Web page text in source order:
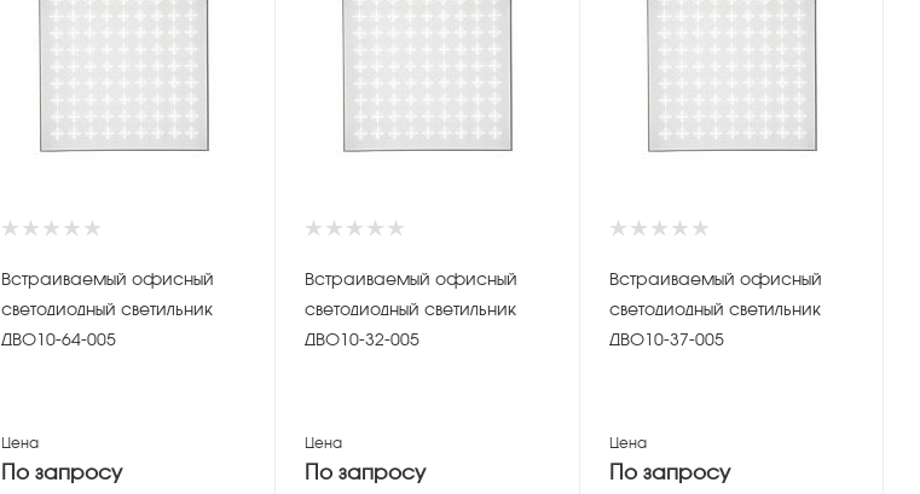
Встраиваемый офисный
светодиодный светильник
ДВО10-64-005
Цена
По запросу
Встраиваемый офисный
светодиодный светильник
ДВО10-32-005
Цена
По запросу
Встраиваемый офисный
светодиодный светильник
ДВО10-37-005
Цена
По запросу